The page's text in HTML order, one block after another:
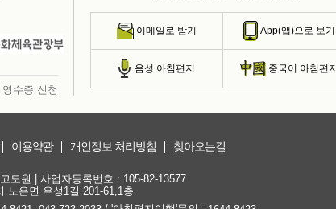
수증 신청
이메일로 받기 App(앱)으로 보기
음성 아침편지 중국어 아침편지
이용약관 개인정보 처리방침 찾아오는길
도원 | 사업자등록번호 : 105-82-13577
노은면 우성1길 201-61,1층